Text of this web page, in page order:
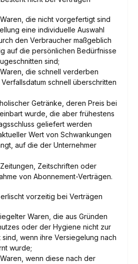
die nicht vorgefertigt sind
eine individuelle Auswahl
den Verbraucher maßgeblich
auf die persönlichen Bedürfnisse
sind;
die schnell verderben
schnell überschritten
Getränke, deren Preis bei
wurde, die aber frühestens
geliefert werden
Wert von Schwankungen
auf die der Unternehmer
Zeitschriften oder
von Abonnement-Verträgen.
vorzeitig bei Verträgen
Waren, die aus Gründen
oder der Hygiene nicht zur
wenn ihre Versiegelung nach
wurde;
wenn diese nach der